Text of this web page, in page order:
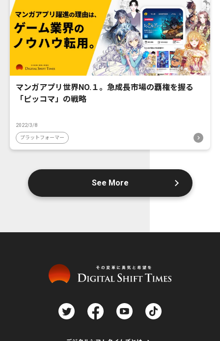
マンガアプリ世界NO.１。急成長市場の覇権を握る
「ピッコマ」の戦略
2022/3/8
プラットフォーマー
See More